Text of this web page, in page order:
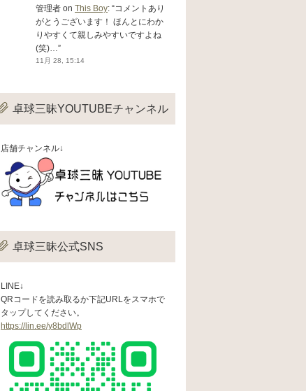
管理者 on This Boy: “コメントあり
がとうございます！ ほんとにわか
りやすくて親しみやすいですよね
(笑)…”
11月 28, 15:14
卓球三昧YOUTUBEチャンネル
店舗チャンネル↓
卓球三昧公式SNS
LINE↓
QRコードを読み取るか下記URLをスマホで
タップしてください。
https://lin.ee/y8bdlWp